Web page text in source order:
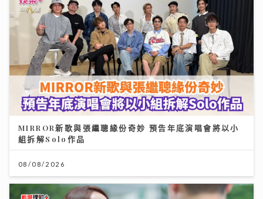
MIRROR新歌與張繼聰緣份奇妙 預告年底演唱會將以小
組拆解Solo作品
08/08/2026